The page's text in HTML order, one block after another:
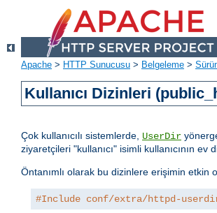
Apache > HTTP Sunucusu > Belgeleme >
Kullanıcı Dizinleri
Çok kullanıcılı sistemlerde, UserDir
ziyaretçileri "kullanıcı" isimli kullanıcının ev
Öntanımlı olarak bu dizinlere erişimin etkin
#Include conf/extra/httpd-